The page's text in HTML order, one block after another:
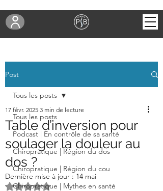
Post
Tous les posts
Podcast | En contrôle de sa santé
Chiropratique | Région du dos
Chiropratique | Région du cou
Chiropratique | Mythes en santé
Tous les posts
Table d’inversion pour
soulager la douleur au
dos ?
17 févr. 2025 3 min de lecture
Dernière mise à jour : 14 mai
Noté NaN étoiles sur 5.